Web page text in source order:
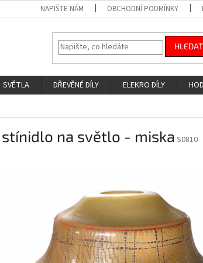
NAPIŠTE NÁM OBCHODNÍ PODMÍNKY
HLEDAT
SVĚTLA DŘEVĚNÉ DÍLY ELEKRO DÍLY
stínidlo na světlo - miska S0810